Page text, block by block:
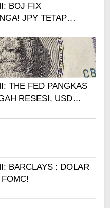
BOJ FIX
JPY TETAP
THE FED PANGKAS
RESESI, USD
BARCLAYS : DOLAR